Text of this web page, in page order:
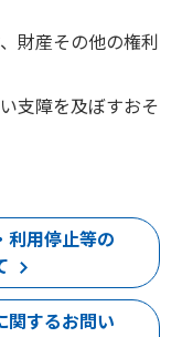
財産その他の権利
支障を及ぼすおそ
利用停止等の
関するお問い